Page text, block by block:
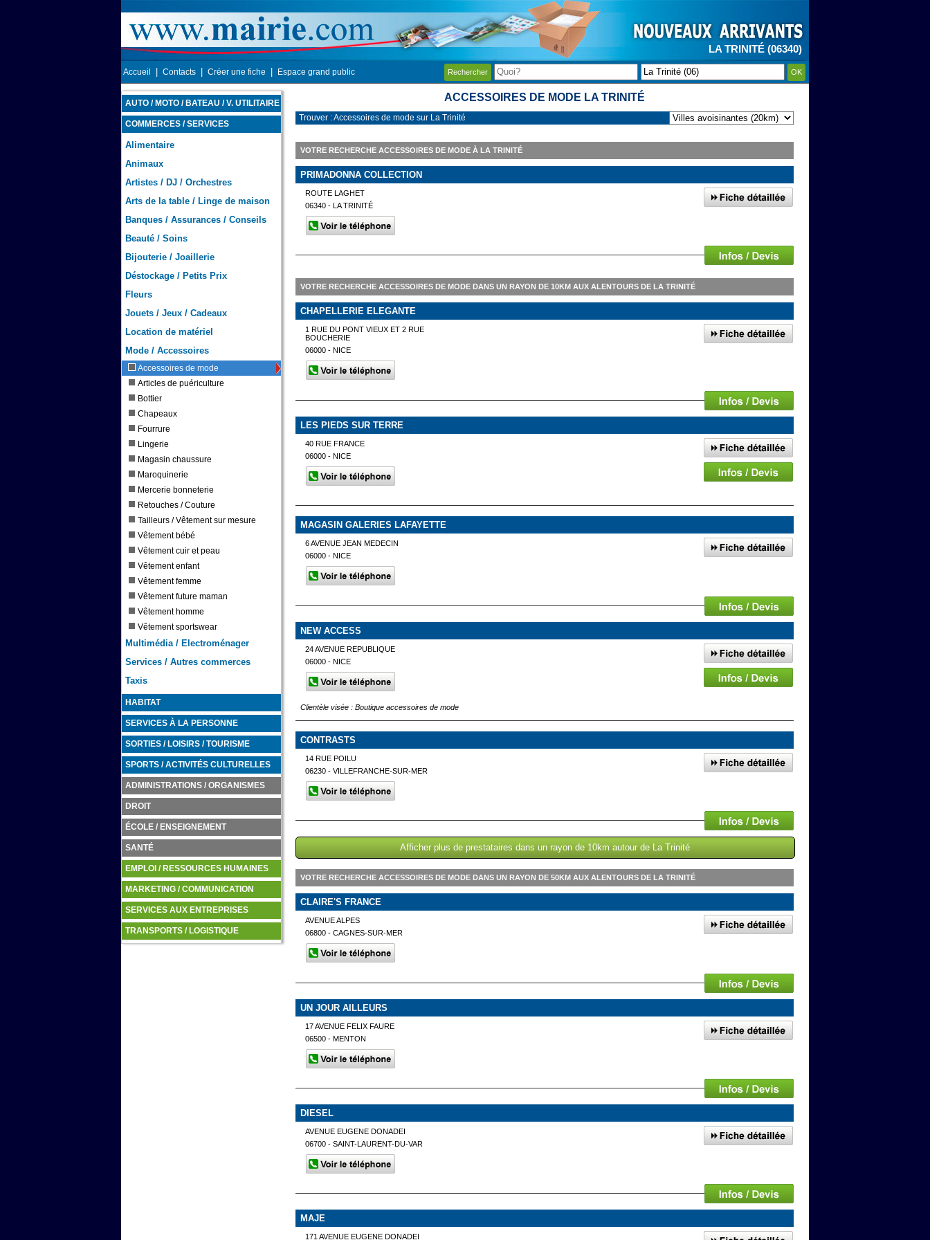
LA TRINITÉ (06340)
Accueil Contacts Créer une fiche Espace grand public Rechercher OK
AUTO / MOTO / BATEAU / V. UTILITAIRE
COMMERCES / SERVICES
Alimentaire
Animaux
Artistes / DJ / Orchestres
Arts de la table / Linge de maison
Banques / Assurances / Conseils
Beauté / Soins
Bijouterie / Joaillerie
Déstockage / Petits Prix
Fleurs
Jouets / Jeux / Cadeaux
Location de matériel
Mode / Accessoires
Accessoires de mode
Articles de puériculture
Bottier
Chapeaux
Fourrure
Lingerie
Magasin chaussure
Maroquinerie
Mercerie bonneterie
Retouches / Couture
Tailleurs / Vêtement sur mesure
Vêtement bébé
Vêtement cuir et peau
Vêtement enfant
Vêtement femme
Vêtement future maman
Vêtement homme
Vêtement sportswear
Multimédia / Electroménager
Services / Autres commerces
Taxis
HABITAT
SERVICES À LA PERSONNE
SORTIES / LOISIRS / TOURISME
SPORTS / ACTIVITÉS CULTURELLES
ADMINISTRATIONS / ORGANISMES
DROIT
ÉCOLE / ENSEIGNEMENT
SANTÉ
EMPLOI / RESSOURCES HUMAINES
MARKETING / COMMUNICATION
SERVICES AUX ENTREPRISES
TRANSPORTS / LOGISTIQUE
ACCESSOIRES DE MODE LA TRINITÉ
Trouver : Accessoires de mode sur La Trinité
VOTRE RECHERCHE ACCESSOIRES DE MODE À LA TRINITÉ
PRIMADONNA COLLECTION
ROUTE LAGHET
06340 - LA TRINITÉ
VOTRE RECHERCHE ACCESSOIRES DE MODE DANS UN RAYON DE 10KM AUX ALENTOURS DE LA TRINITÉ
CHAPELLERIE ELEGANTE
1 RUE DU PONT VIEUX ET 2 RUE
BOUCHERIE
06000 - NICE
LES PIEDS SUR TERRE
40 RUE FRANCE
06000 - NICE
MAGASIN GALERIES LAFAYETTE
6 AVENUE JEAN MEDECIN
06000 - NICE
NEW ACCESS
24 AVENUE REPUBLIQUE
06000 - NICE
Clientèle visée : Boutique accessoires de mode
CONTRASTS
14 RUE POILU
06230 - VILLEFRANCHE-SUR-MER
Afficher plus de prestataires dans un rayon de 10km autour de La Trinité
VOTRE RECHERCHE ACCESSOIRES DE MODE DANS UN RAYON DE 50KM AUX ALENTOURS DE LA TRINITÉ
CLAIRE'S FRANCE
AVENUE ALPES
06800 - CAGNES-SUR-MER
UN JOUR AILLEURS
17 AVENUE FELIX FAURE
06500 - MENTON
DIESEL
AVENUE EUGENE DONADEI
06700 - SAINT-LAURENT-DU-VAR
MAJE
171 AVENUE EUGENE DONADEI